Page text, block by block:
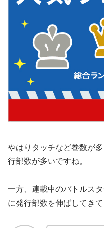
やはりタッチなど巻数が
行部数が多いですね。
一方、連載中のバトルス
に発行部数を伸ばしてきて